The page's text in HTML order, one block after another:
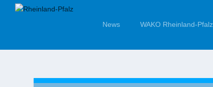
News WAKO Rheinland-Pfalz